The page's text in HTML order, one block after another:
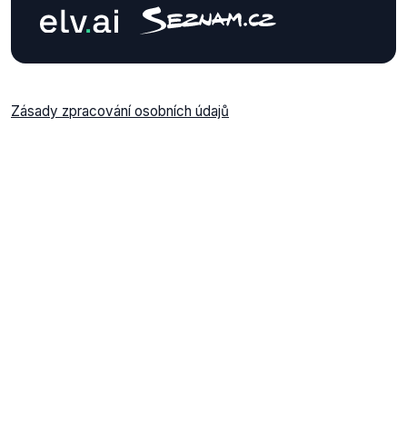
Zásady zpracování osobních údajů